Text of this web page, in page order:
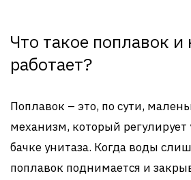
Что такое поплавок и
работает?
Поплавок – это, по сути,
механизм, который
бачке унитаза. Когда воды
поплавок поднимается и